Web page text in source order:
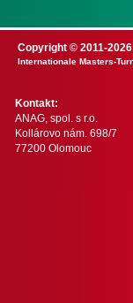
Copyright © 2011-
Internationale Masters-
Kontakt:
ANAG, spol. s r.o.
Kollárovo nám. 698/7
77200 Olomouc